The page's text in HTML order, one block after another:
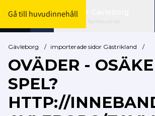
Gå till huvudinnehåll
Byt förbund här
Gävleborg / importerade sidor Gästrikland /
OVÄDER -
SPEL?
HTTP://